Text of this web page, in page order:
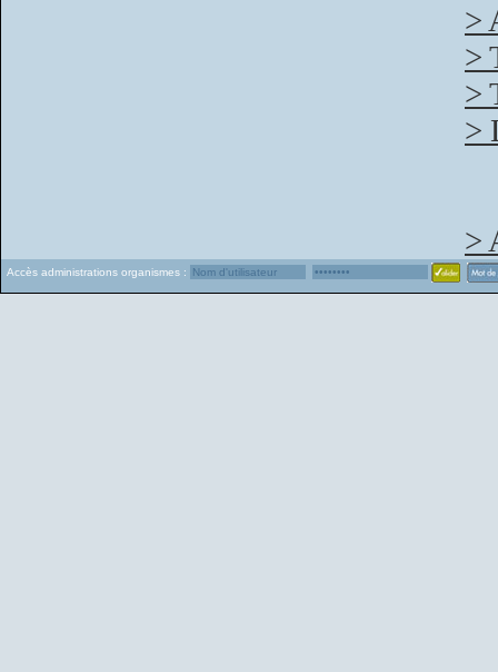
>
>
>
>
>
Accès administrations organismes :